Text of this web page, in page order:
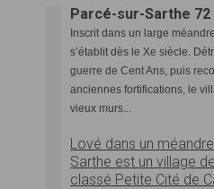
Parcé-sur-Sarthe 72
Inscrit dans un large
s’établit dès le Xe siècle.
guerre de Cent Ans, puis
anciennes fortifications, le
vieux murs...
Lové dans un
Sarthe est un village
classé Petite Cité de